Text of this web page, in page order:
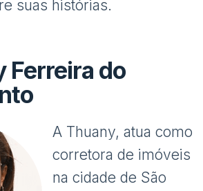
suas histórias.
Ferreira do
A Thuany, atua como
corretora de imóveis
na cidade de São